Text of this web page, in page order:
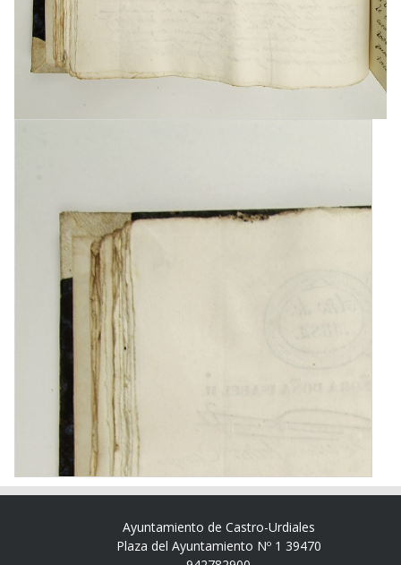
Ayuntamiento de Castro-Urdiales
Plaza del Ayuntamiento Nº 1 39470